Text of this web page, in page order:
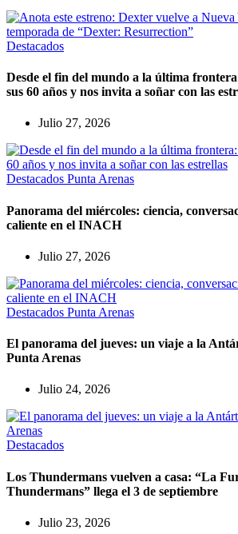
Destacados
Desde el fin del mundo a la última
sus 60 años y nos invita a soñar con las
Julio 27, 2026
Destacados Punta Arenas
Panorama del miércoles: ciencia,
caliente en el INACH
Julio 27, 2026
Destacados Punta Arenas
El panorama del jueves: un viaje a la
Punta Arenas
Julio 24, 2026
Destacados
Los Thundermans vuelven a casa: “La
Thundermans” llega el 3 de septiembre
Julio 23, 2026